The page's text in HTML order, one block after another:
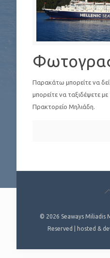
Παρακάτω μπορείτε να
μπορείτε να ταξιδέψετε
Πρακτορείο Μηλιάδη.
© 2026 Seaways Miliadis
Reserved | hosted &